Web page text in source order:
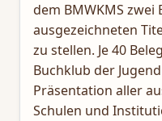
dem BMWKMS
ausgezeichneten
zu stellen. Je 40
Buchklub der
Präsentation aller
Schulen und